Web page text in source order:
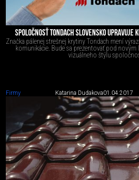
SPOLOČNOSŤ TONDACH SLOVENSKO UPRAVUJE
Značka pálenej strešnej krytiny Tondach mení
komunikácie. Bude sa prezentovať pod
vizuálneho štýlu
Firmy Katarina Dudakova01.04.2017